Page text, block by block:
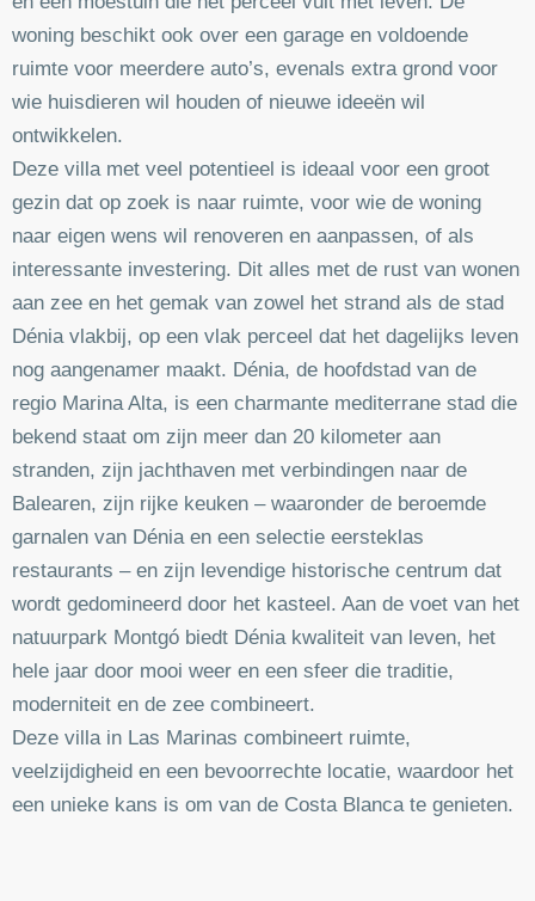
woning beschikt ook over een garage en voldoende
ruimte voor meerdere auto’s, evenals extra grond voor
wie huisdieren wil houden of nieuwe ideeën wil
ontwikkelen.
Deze villa met veel potentieel is ideaal voor een groot
gezin dat op zoek is naar ruimte, voor wie de woning
naar eigen wens wil renoveren en aanpassen, of als
interessante investering. Dit alles met de rust van wonen
aan zee en het gemak van zowel het strand als de stad
Dénia vlakbij, op een vlak perceel dat het dagelijks leven
nog aangenamer maakt. Dénia, de hoofdstad van de
regio Marina Alta, is een charmante mediterrane stad die
bekend staat om zijn meer dan 20 kilometer aan
stranden, zijn jachthaven met verbindingen naar de
Balearen, zijn rijke keuken – waaronder de beroemde
garnalen van Dénia en een selectie eersteklas
restaurants – en zijn levendige historische centrum dat
wordt gedomineerd door het kasteel. Aan de voet van het
natuurpark Montgó biedt Dénia kwaliteit van leven, het
hele jaar door mooi weer en een sfeer die traditie,
moderniteit en de zee combineert.
Deze villa in Las Marinas combineert ruimte,
veelzijdigheid en een bevoorrechte locatie, waardoor het
een unieke kans is om van de Costa Blanca te genieten.